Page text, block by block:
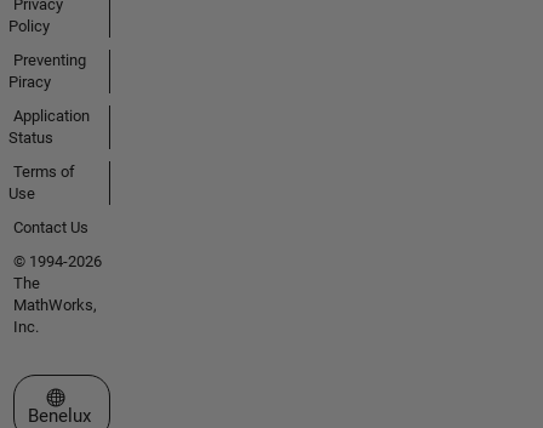
Privacy
Policy
Preventing
Piracy
Application
Status
Terms of
Use
Contact Us
© 1994-2026
The
MathWorks,
Inc.
Select a Web Site
Benelux